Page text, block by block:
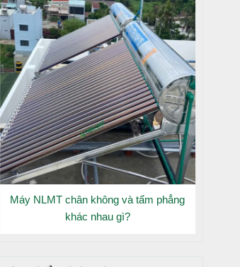
Máy NLMT chân không và tấm phẳng
khác nhau gì?